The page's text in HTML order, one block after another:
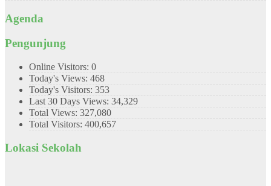
Agenda
Pengunjung
Online Visitors: 0
Today's Views: 468
Today's Visitors: 353
Last 30 Days Views: 34,329
Total Views: 327,080
Total Visitors: 400,657
Lokasi Sekolah